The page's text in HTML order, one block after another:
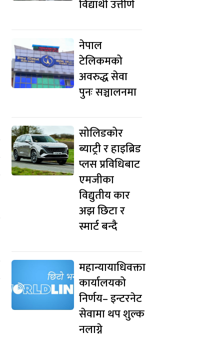
विद्यार्थी उत्तीर्ण
नेपाल
टेलिकमको
अवरुद्ध सेवा
पुनः सञ्चालनमा
सोलिडकोर
ब्याट्री र हाइब्रिड
प्लस प्रविधिबाट
एमजीका
विद्युतीय कार
अझ छिटा र
स्मार्ट बन्दै
महान्यायाधिवक्ता
कार्यालयको
निर्णय– इन्टरनेट
सेवामा थप शुल्क
नलाग्ने